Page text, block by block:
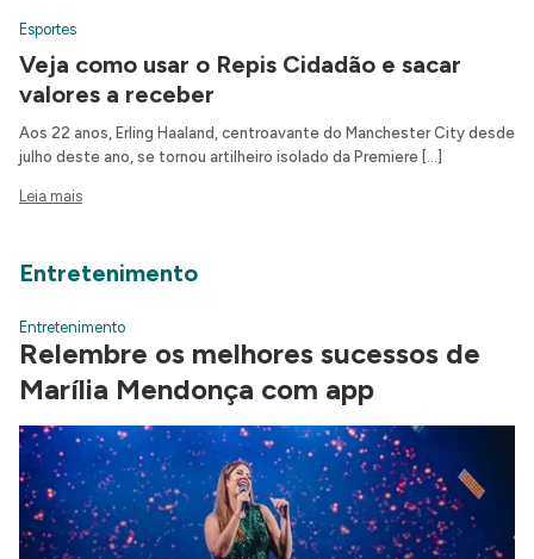
Esportes
Veja como usar o Repis Cidadão e sacar
valores a receber
Aos 22 anos, Erling Haaland, centroavante do Manchester City desde
julho deste ano, se tornou artilheiro isolado da Premiere […]
Leia mais
Entretenimento
Entretenimento
Relembre os melhores sucessos de
Marília Mendonça com app